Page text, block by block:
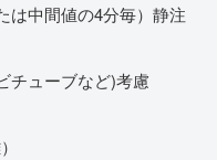
は中間値の4分毎）静注
チューブなど)考慮